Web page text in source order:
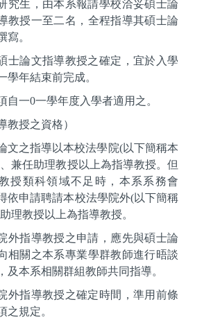
究生，由本系報請學校洽妥碩士論
教授一至二名，全程指導其碩士論
寫。
士論文指導教授之確定，宜於入學
學年結束前完成。
自一0一學年度入學者適用之。
教授之資格）
文之指導以本校法學院(以下簡稱本
兼任助理教授以上為指導教授。但
授類科領域不足時，本系系務會
依申請聘請本校法學院外(以下簡稱
助理教授以上為指導教授。
外指導教授之申請，應先與碩士論
相關之本系專業學群教師進行晤談
及本系相關群組教師共同指導。
外指導教授之確定時間，準用前條
之規定。